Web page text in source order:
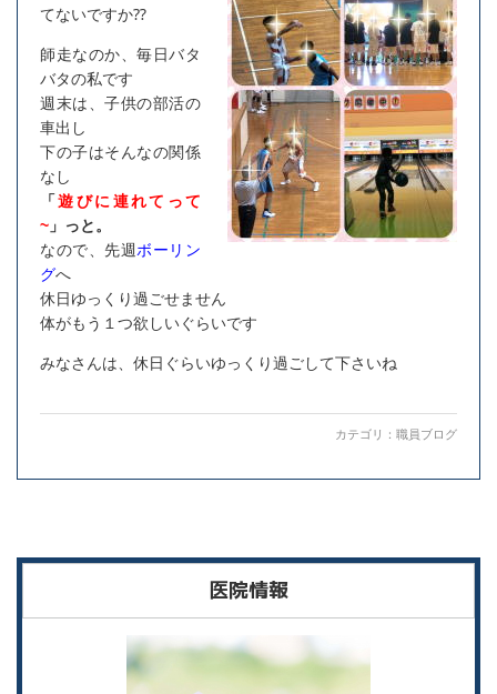
てないですか⁇
師走なのか、毎日バタ
バタの私です
週末は、子供の部活の
車出し
下の子はそんなの関係
なし
「遊びに連れてって
~ 」っと。
なので、先週 ボーリン
グへ
休日ゆっくり過ごせません
体がもう１つ欲しいぐらいです
みなさんは、休日ぐらいゆっくり過ごして下さいね
カテゴリ： 職員ブログ
医院情報